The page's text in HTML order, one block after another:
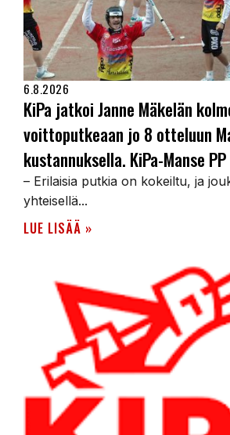
6.8.2026
KiPa jatkoi Janne Mäkelän
voittoputkeaan jo 8 otteluun
kustannuksella. KiPa-Manse
– Erilaisia putkia on kokeiltu, ja
yhteisellä...
LUE LISÄÄ »